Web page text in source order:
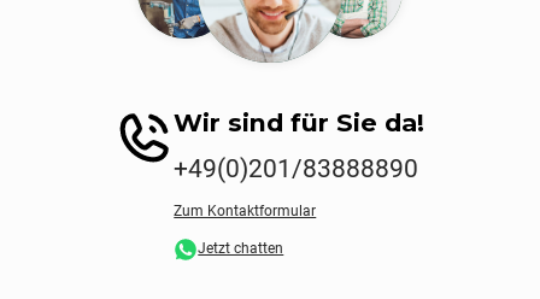
Wir sind für Sie da!
+49(0)201/83888890
Zum Kontaktformular
Jetzt chatten